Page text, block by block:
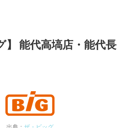
】 能代高塙店・能代長